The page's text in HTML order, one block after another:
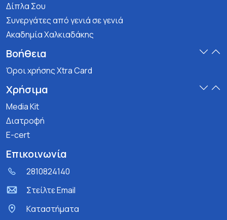
Δίπλα Σου
Συνεργάτες από γενιά σε γενιά
Ακαδημία Χαλκιαδάκης
Βοήθεια
Όροι χρήσης Xtra Card
Χρήσιμα
Media Kit
Διατροφή
E-cert
Επικοινωνία
2810824140
Στείλτε Email
Kαταστήματα